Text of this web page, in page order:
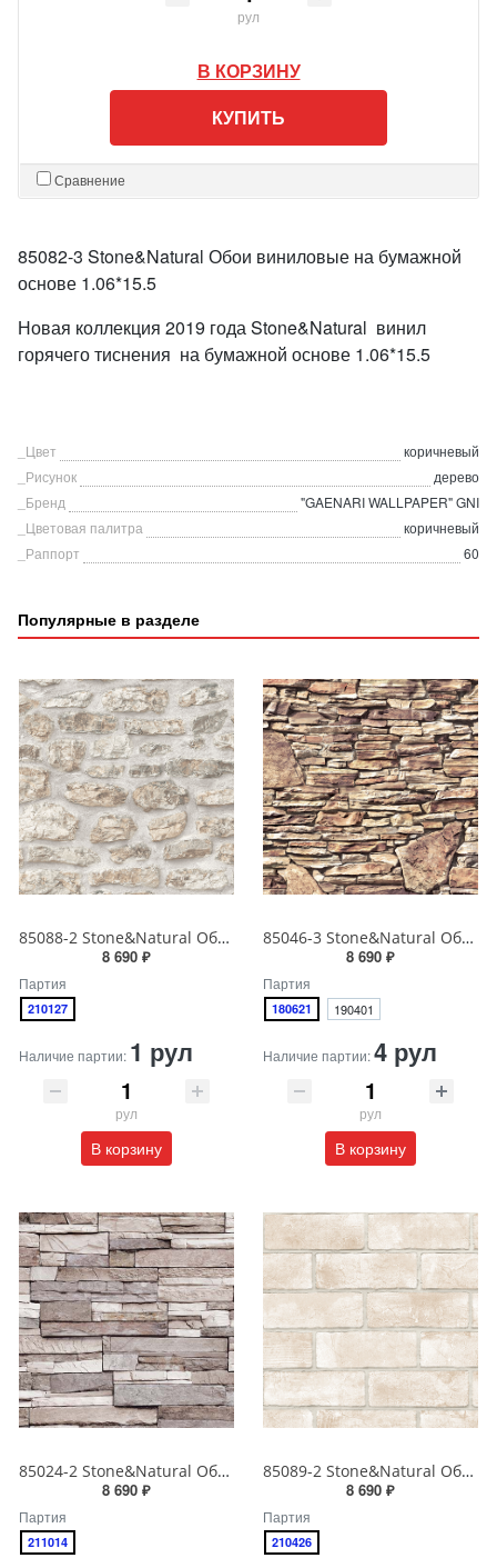
рул
В КОРЗИНУ
КУПИТЬ
Сравнение
85082-3 Stone&Natural Обои виниловые на бумажной
основе 1.06*15.5
Новая коллекция 2019 года Stone&Natural винил
горячего тиснения на бумажной основе 1.06*15.5
_Цвет
коричневый
_Рисунок
дерево
_Бренд
"GAENARI WALLPAPER" GNI
_Цветовая палитра
коричневый
_Раппорт
60
Популярные в разделе
85088-2 Stone&Natural Обои виниловые на бумажной основе 1.06*15.5
8 690 ₽
Партия
210127
Наличие партии: 1 рул
рул
В корзину
85046-3 Stone&Natural Обои виниловые на бумажной основе 1.06*15.5
8 690 ₽
Партия
180621 190401
Наличие партии:4 рул
рул
В корзину
85024-2 Stone&Natural Обои виниловые на бумажной основе 1.06*15.5
8 690 ₽
Партия
211014
85089-2 Stone&Natural Обои виниловые на бумажной основе 1.06*15.5
8 690 ₽
Партия
210426